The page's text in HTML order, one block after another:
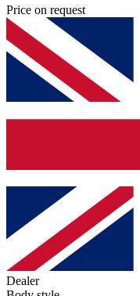
Price on request
Dealer